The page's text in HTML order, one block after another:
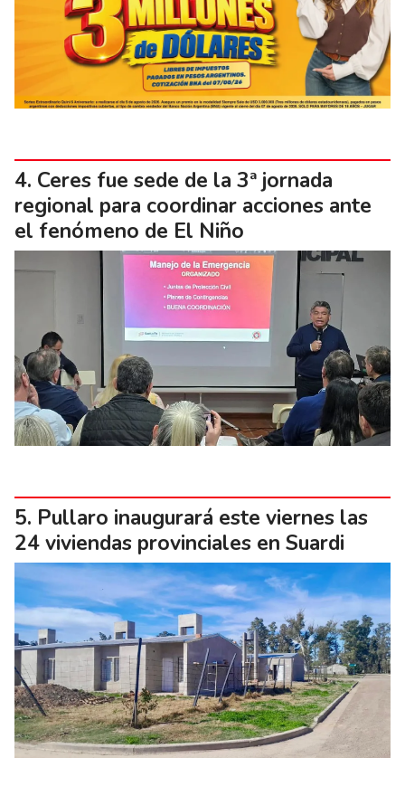
Ceres fue sede de la 3ª jornada
regional para coordinar acciones ante
el fenómeno de El Niño
Pullaro inaugurará este viernes las
24 viviendas provinciales en Suardi